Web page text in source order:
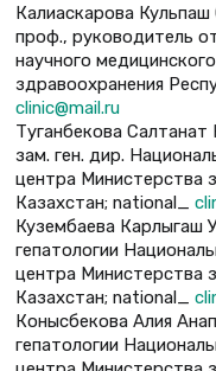
Калиаскарова
проф., руководитель
научного
здравоохранения
clinic@mail.ru
Туганбекова
зам. ген. дир.
центра Министерства
Казахстан; national_
Кузембаева Карлыгаш
гепатологии
центра Министерства
Казахстан; national_
Конысбекова Алия
гепатологии